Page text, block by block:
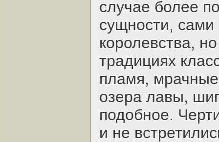
случае более
сущности, сами
королевства,
традициях
пламя,
озера лавы,
подобное.
и не